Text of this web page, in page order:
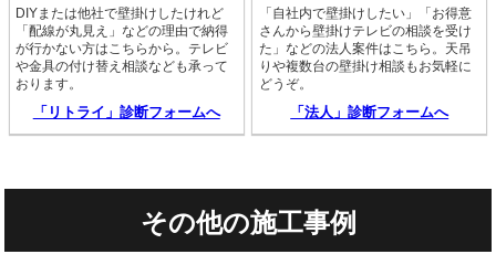
DIYまたは他社で壁掛けしたけれど
「配線が丸見え」などの理由で納得
が行かない方はこちらから。テレビ
や金具の付け替え相談なども承って
おります。
「リトライ」診断フォームへ
「自社内で壁掛けしたい」「お得意
さんから壁掛けテレビの相談を受け
た」などの法人案件はこちら。天吊
りや複数台の壁掛け相談もお気軽に
どうぞ。
「法人」診断フォームへ
その他の施工事例